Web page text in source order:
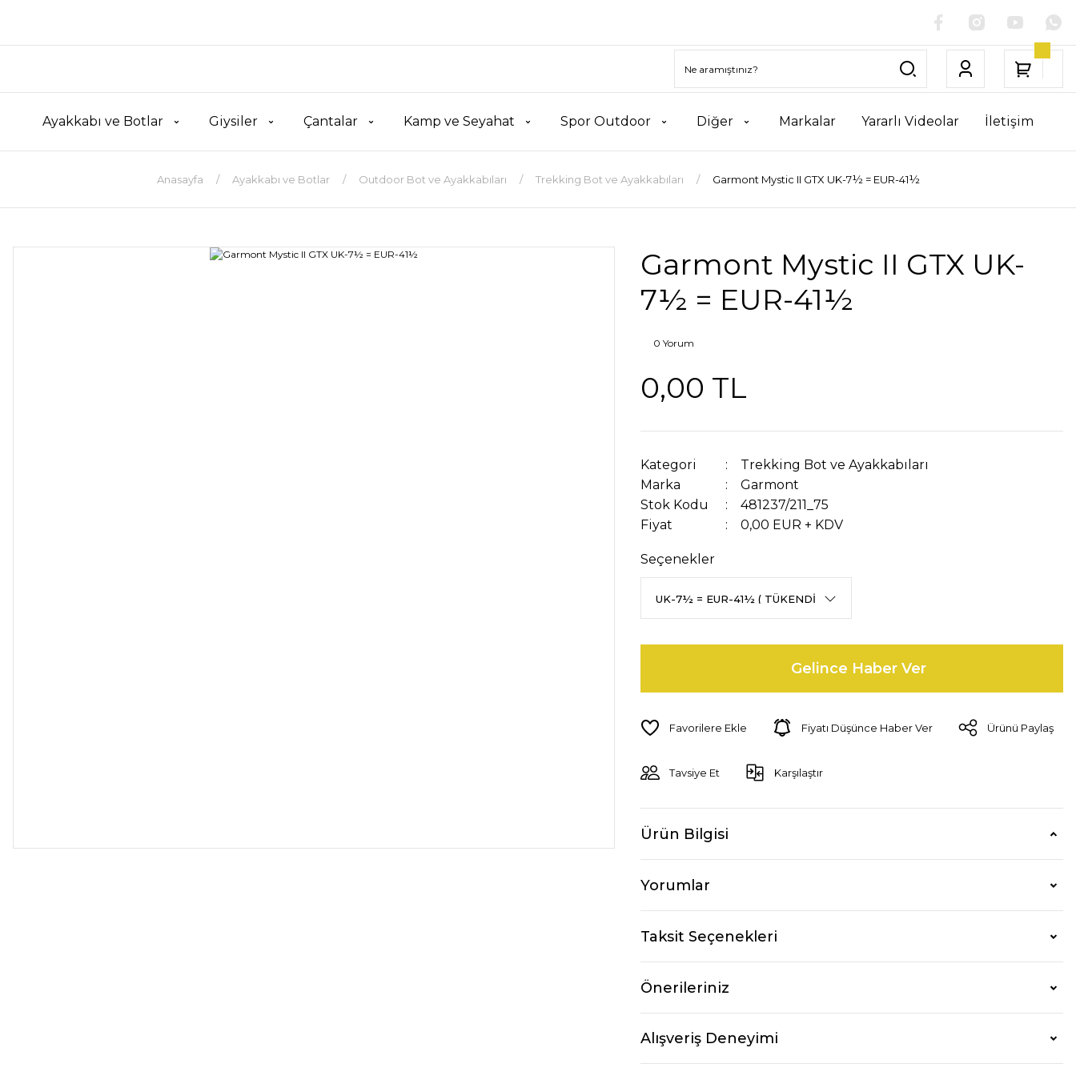
Ayakkabı ve Botlar Giysiler Çantalar Kamp ve Seyahat Spor Outdoor Diğer Markalar Yararlı Videolar İletişim
Anasayfa Ayakkabı ve Botlar Outdoor Bot ve Ayakkabıları Trekking Bot ve Ayakkabıları Garmont Mystic II GTX UK-7½ = EUR-41½
Garmont Mystic II GTX UK-
7½ = EUR-41½
0 Yorum
0,00 TL
Kategori
Trekking Bot ve Ayakkabıları
Marka
Garmont
Stok Kodu
481237/211_75
Fiyat
0,00 EUR + KDV
Seçenekler
Gelince Haber Ver
Fiyatı Düşünce Haber Ver Ürünü Paylaş
Tavsiye Et Karşılaştır
Ürün Bilgisi
Yorumlar
Taksit Seçenekleri
Önerileriniz
Alışveriş Deneyimi